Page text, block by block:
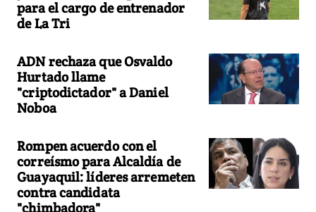
para el cargo de entrenador
de La Tri
ADN rechaza que Osvaldo
Hurtado llame
"criptodictador" a Daniel
Noboa
Rompen acuerdo con el
correísmo para Alcaldía de
Guayaquil: líderes arremeten
contra candidata
"chimbadora"